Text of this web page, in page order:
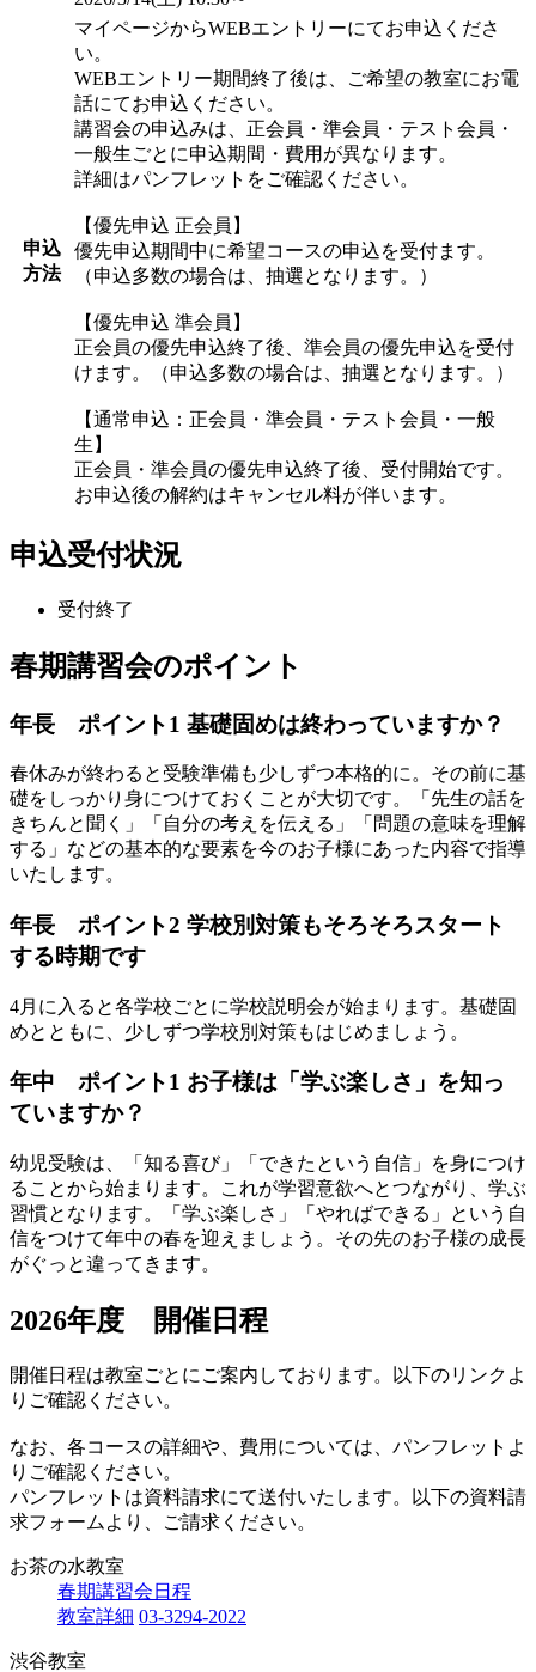
申込
方法
マイページからWEBエントリーにてお申込くださ
い。
WEBエントリー期間終了後は、ご希望の教室にお電
話にてお申込ください。
講習会の申込みは、正会員・準会員・テスト会員・
一般生ごとに申込期間・費用が異なります。
詳細はパンフレットをご確認ください。
【優先申込 正会員】
優先申込期間中に希望コースの申込を受付ます。
（申込多数の場合は、抽選となります。）
【優先申込 準会員】
正会員の優先申込終了後、準会員の優先申込を受付
けます。（申込多数の場合は、抽選となります。）
【通常申込：正会員・準会員・テスト会員・一般
生】
正会員・準会員の優先申込終了後、受付開始です。
お申込後の解約はキャンセル料が伴います。
申込受付状況
受付終了
春期講習会のポイント
年長 ポイント1 基礎固めは終わっていますか？
春休みが終わると受験準備も少しずつ本格的に。その前に基
礎をしっかり身につけておくことが大切です。「先生の話を
きちんと聞く」「自分の考えを伝える」「問題の意味を理解
する」などの基本的な要素を今のお子様にあった内容で指導
いたします。
年長 ポイント2 学校別対策もそろそろスタート
する時期です
4月に入ると各学校ごとに学校説明会が始まります。基礎固
めとともに、少しずつ学校別対策もはじめましょう。
年中 ポイント1 お子様は「学ぶ楽しさ」を知っ
ていますか？
幼児受験は、「知る喜び」「できたという自信」を身につけ
ることから始まります。これが学習意欲へとつながり、学ぶ
習慣となります。「学ぶ楽しさ」「やればできる」という自
信をつけて年中の春を迎えましょう。その先のお子様の成長
がぐっと違ってきます。
2026年度 開催日程
開催日程は教室ごとにご案内しております。以下のリンクよ
りご確認ください。
なお、各コースの詳細や、費用については、パンフレットよ
りご確認ください。
パンフレットは資料請求にて送付いたします。以下の資料請
求フォームより、ご請求ください。
お茶の水教室
春期講習会日程
教室詳細 03-3294-2022
渋谷教室